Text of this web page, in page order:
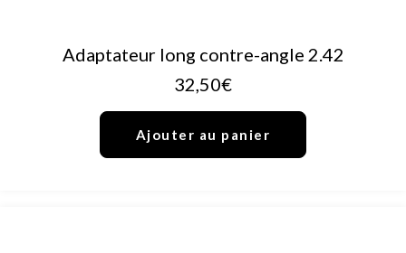
AJOUTER AU PANIER
Adaptateur long contre-angle 2.42
32,50€
Ajouter au panier